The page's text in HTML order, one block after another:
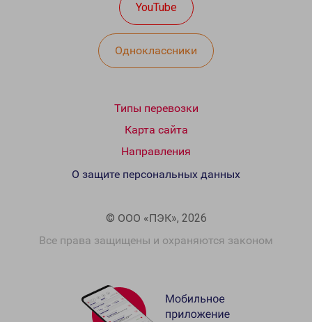
YouTube
Одноклассники
Типы перевозки
Карта сайта
Направления
© ООО «ПЭК», 2026
Все права защищены и охраняются законом
О защите персональных данных